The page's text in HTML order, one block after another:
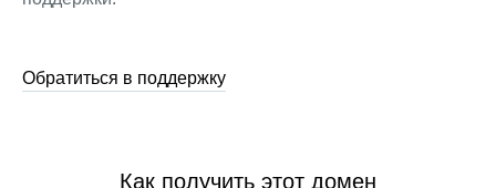
Обратиться в поддержку
Как получить этот домен